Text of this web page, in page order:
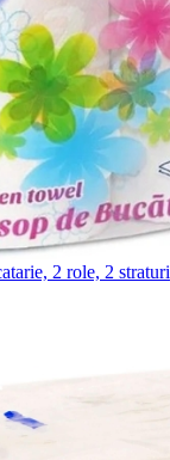
2 role, 2 straturi